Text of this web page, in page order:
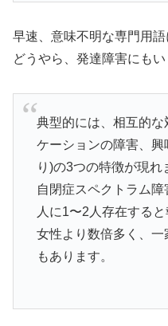
早速、意味不明な専門用語
どうやら、発達障害にも
典型的には、相互的
ケーションの障害、
り)の3つの特徴が現れ
自閉症スペクトラム
人に1〜2人存在する
女性より数倍多く、
もあります。